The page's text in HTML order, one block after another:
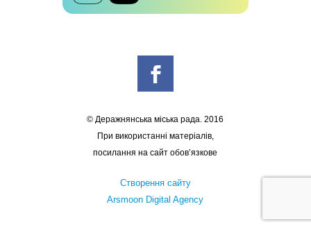
© Деражнянська міська рада. 2016
При використанні матеріалів,
посилання на сайт обов’язкове
Створення сайту
Arsmoon Digital Agency